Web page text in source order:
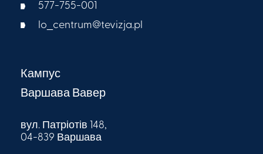
577-755-001
lo_centrum@tevizja.pl
Кампус
Варшава Вавер
вул. Патріотів 148,
04-839 Варшава